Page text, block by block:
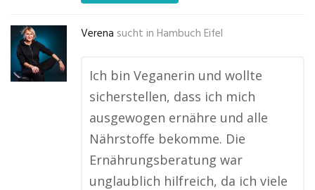
Verena sucht in Hambuch Eifel
Ich bin Veganerin und wollte
sicherstellen, dass ich mich
ausgewogen ernähre und alle
Nährstoffe bekomme. Die
Ernährungsberatung war
unglaublich hilfreich, da ich viele